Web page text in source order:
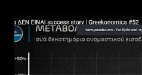
αποστολή των Πινάκων αρχείων
Μακεδονίας-Θράκης και
23412/02-07-2025 έγγραφο της